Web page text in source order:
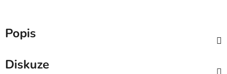
Popis
Diskuze